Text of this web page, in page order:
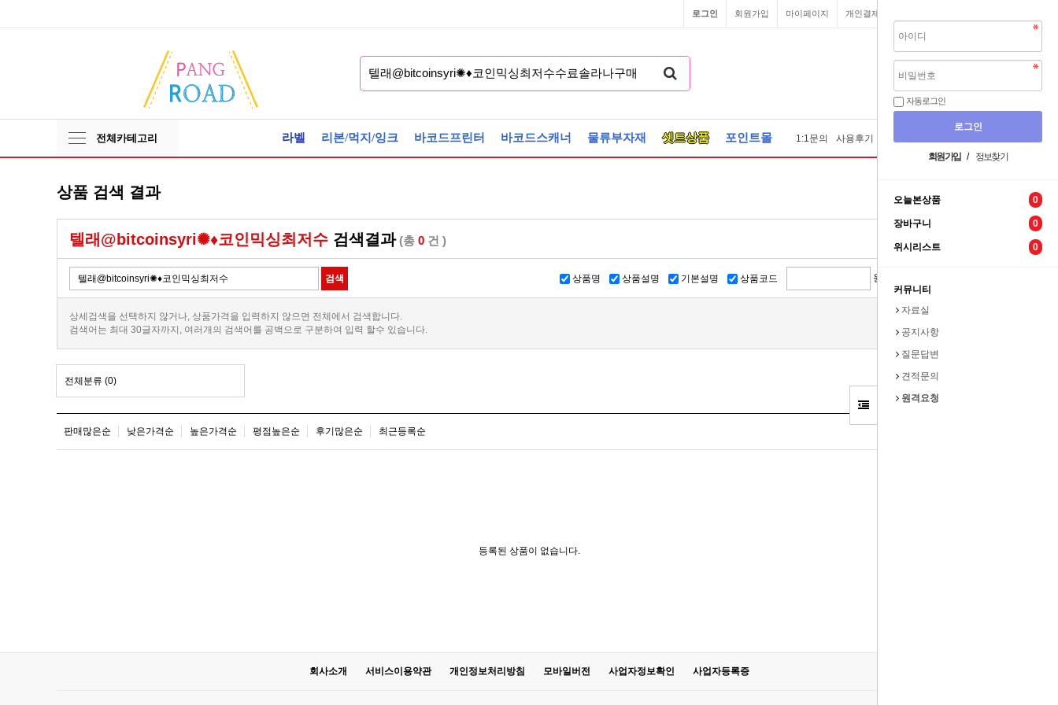
개인결제
마이페이지
회원가입
로그인
전체카테고리 라벨 리본/먹지/잉크 바코드프린터 바코드스캐너 물류부자재 셋트상품 포인트몰 1:1문의 사용후기 질문답변
자동로그인
회원가입 / 정보찾기
오늘본상품 0
장바구니 0
위시리스트 0
커뮤니티
자료실
공지사항
질문답변
견적문의
원격요청
상품 검색 결과
텔래@bitcoinsyri✺♦코인믹싱최저수 검색결과(총 0 건 )
상품명 상품설명 기본설명 상품코드 원 ~
상세검색을 선택하지 않거나, 상품가격을 입력하지 않으면 전체에서 검색합니다.
검색어는 최대 30글자까지, 여러개의 검색어를 공백으로 구분하여 입력 할수 있습니다.
전체분류 (0)
판매많은순 낮은가격순 높은가격순 평점높은순 후기많은순 최근등록순
등록된 상품이 없습니다.
회사소개 서비스이용약관 개인정보처리방침 모바일버전 사업자정보확인 사업자등록증